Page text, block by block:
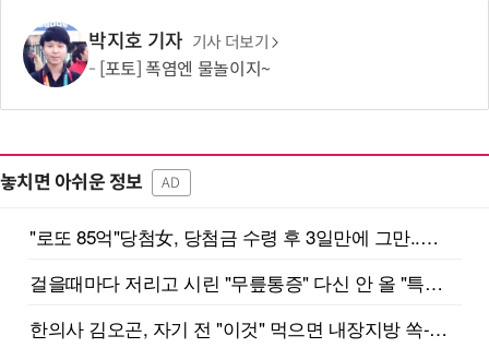
박지호 기자 기사 더보기
[포토] 폭염엔 물놀이지~
놓치면 아쉬운 정보 AD